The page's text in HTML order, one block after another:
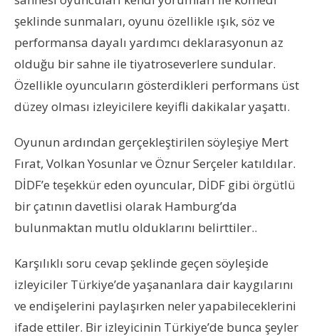
şeklinde sunmaları, oyunu özellikle ışık, söz ve
performansa dayalı yardımcı deklarasyonun az
olduğu bir sahne ile tiyatroseverlere sundular.
Özellikle oyuncuların gösterdikleri performans üst
düzey olması izleyicilere keyifli dakikalar yaşattı.
Oyunun ardından gerçekleştirilen söyleşiye Mert
Fırat, Volkan Yosunlar ve Öznur Serçeler katıldılar.
DİDF’e teşekkür eden oyuncular, DİDF gibi örgütlü
bir çatının davetlisi olarak Hamburg’da
bulunmaktan mutlu olduklarını belirttiler..
Karşılıklı soru cevap şeklinde geçen söyleşide
izleyiciler Türkiye’de yaşananlara dair kaygılarını
ve endişelerini paylaşırken neler yapabileceklerini
ifade ettiler. Bir izleyicinin Türkiye’de bunca şeyler